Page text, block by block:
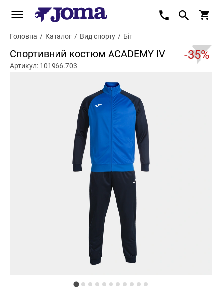
Головна / Каталог / Вид спорту / Біг
Спортивний костюм ACADEMY IV -35%
Артикул: 101966.703